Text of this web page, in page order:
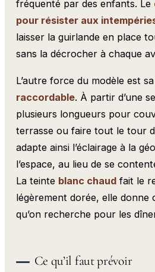
fréquenté par des enfants. Le
pour résister aux
laisser la guirlande en place
sans la décrocher à chaque
L’autre force du modèle est sa
raccordable. À partir d’une
plusieurs longueurs pour
terrasse ou faire tout le tour
adapte ainsi l’éclairage à la
l’espace, au lieu de se
La teinte blanc chaud fait le
légèrement dorée, elle donne
qu’on recherche pour les
Ce qu’il faut prévoir